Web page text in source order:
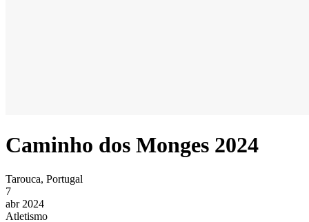
Caminho dos Monges 2024
Tarouca, Portugal
7
abr 2024
Atletismo